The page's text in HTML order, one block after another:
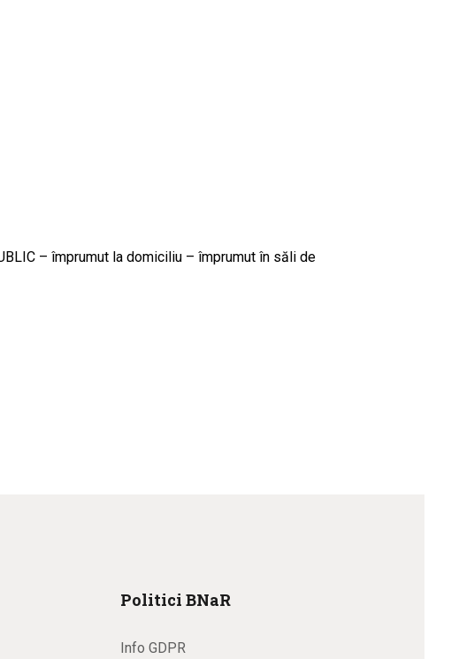
– împrumut la domiciliu – împrumut în săli de
Politici BNaR
Info GDPR